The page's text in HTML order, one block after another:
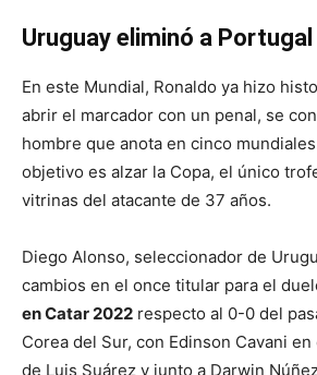
Uruguay eliminó a Portugal
En este Mundial, Ronaldo ya hizo
abrir el marcador con un penal, se
hombre que anota en cinco
objetivo es alzar la Copa, el único
vitrinas del atacante de 37 años.
Diego Alonso, seleccionador de
cambios en el once titular para el
en Catar 2022 respecto al 0-0 del
Corea del Sur, con Edinson Cavani
de Luis Suárez y junto a Darwin